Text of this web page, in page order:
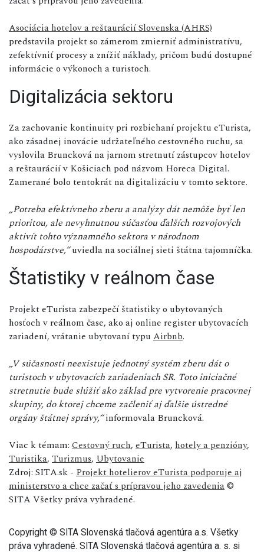
Asociácia hotelov a reštaurácií Slovenska (AHRS)
predstavila projekt so zámerom zmierniť administratívu,
zefektívniť procesy a znížiť náklady, pričom budú dostupné
informácie o výkonoch a turistoch.
Digitalizácia sektoru
Za zachovanie kontinuity pri rozbiehaní projektu eTurista,
ako zásadnej inovácie udržateľného cestovného ruchu, sa
vyslovila Bruncková na jarnom stretnutí zástupcov hotelov
a reštaurácií v Košiciach pod názvom Horeca Digital.
Zamerané bolo tentokrát na digitalizáciu v tomto sektore.
„Potreba efektívneho zberu a analýzy dát nemôže byť len
prioritou, ale nevyhnutnou súčasťou ďalších rozvojových
aktivít tohto významného sektora v národnom
hospodárstve,“uviedla na sociálnej sieti štátna tajomníčka.
Štatistiky v reálnom čase
Projekt eTurista zabezpečí štatistiky o ubytovaných
hosťoch v reálnom čase, ako aj online register ubytovacích
zariadení, vrátanie ubytovaní typu Airbnb.
„V súčasnosti neexistuje jednotný systém zberu dát o
turistoch v ubytovacích zariadeniach SR. Toto iniciačné
stretnutie bude slúžiť ako základ pre vytvorenie pracovnej
skupiny, do ktorej chceme začleniť aj ďalšie ústredné
orgány štátnej správy,“informovala Bruncková.
Viac k témam: Cestovný ruch, eTurista, hotely a penzióny,
Turistika, Turizmus, Ubytovanie
Zdroj: SITA.sk - Projekt hotelierov eTurista podporuje aj
ministerstvo a chce začať s prípravou jeho zavedenia©
SITA Všetky práva vyhradené.
Copyright © SITA Slovenská tlačová agentúra a.s. Všetky
práva vyhradené. SITA Slovenská tlačová agentúra a. s. si